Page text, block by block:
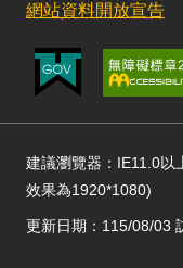
網站資料開放宣告
建議瀏覽器：IE11.0以
效果為1920*1080)
更新日期：115/08/03